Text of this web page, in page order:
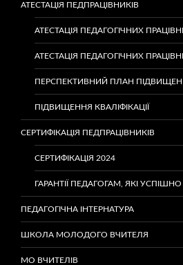
АТЕСТАЦІЯ ПЕДПРАЦІВНИКІВ
АТЕСТАЦІЯ ПЕДАГОГІЧНИХ
АТЕСТАЦІЯ ПЕДАГОГІЧНИХ
ПЕРСПЕКТИВНИЙ ПЛАН
ПІДВИЩЕННЯ КВАЛІФІКАЦІЇ
СЕРТИФІКАЦІЯ ПЕДПРАЦІВНИКІВ
СЕРТИФІКАЦІЯ 2024
ГАРАНТІЇ ПЕДАГОГАМ, ЯКІ
ПЕДАГОГІЧНА ІНТЕРНАТУРА
ШКОЛА МОЛОДОГО ВЧИТЕЛЯ
МО ВЧИТЕЛІВ